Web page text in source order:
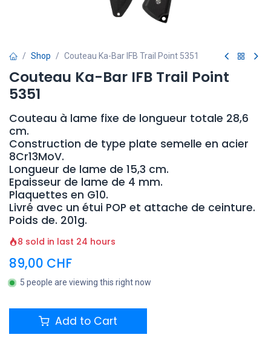
Shop Couteau Ka-Bar IFB Trail Point 5351
Couteau Ka-Bar IFB Trail Point
5351
Couteau à lame fixe de longueur totale 28,6
cm.
Construction de type plate semelle en acier
8Cr13MoV.
Longueur de lame de 15,3 cm.
Epaisseur de lame de 4 mm.
Plaquettes en G10.
Livré avec un étui POP et attache de ceinture.
Poids de. 201g.
8 sold in last 24 hours
89,00 CHF
5 people are viewing this right now
Add to Cart